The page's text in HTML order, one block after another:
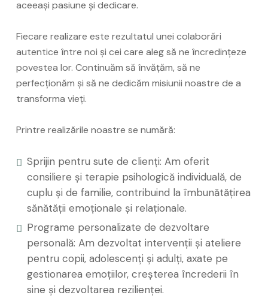
aceeași pasiune și dedicare.
Fiecare realizare este rezultatul unei colaborări
autentice între noi și cei care aleg să ne încredințeze
povestea lor. Continuăm să învățăm, să ne
perfecționăm și să ne dedicăm misiunii noastre de a
transforma vieți.
Printre realizările noastre se numără:
Sprijin pentru sute de clienți: Am oferit
consiliere și terapie psihologică individuală, de
cuplu și de familie, contribuind la îmbunătățirea
sănătății emoționale și relaționale.
Programe personalizate de dezvoltare
personală: Am dezvoltat intervenții și ateliere
pentru copii, adolescenți și adulți, axate pe
gestionarea emoțiilor, creșterea încrederii în
sine și dezvoltarea rezilienței.